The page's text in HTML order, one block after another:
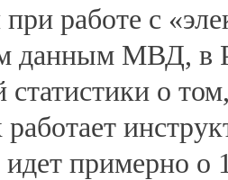
при работе с
данным МВД, в
о
работает
примерно о